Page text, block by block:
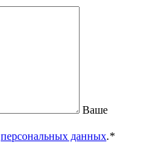
Ваше
персональных данных.*